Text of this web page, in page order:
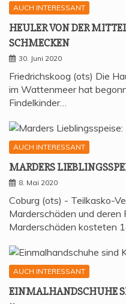
AUCH INTERESSANT
HEU­LER VON DER
SCHMECKEN
30. Juni 2020
Friedrichskoog (ots) Die
im Wattenmeer hat
Findelkinder…
AUCH INTERESSANT
MAR­DERS
8. Mai 2020
Coburg (ots) - Teilkasko-
Marderschäden und deren
Marderschäden kosteten
AUCH INTERESSANT
EIN­MAL­HAND­SCHU­HE